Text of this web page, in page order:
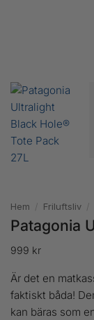
Hem / Friluftsliv /
Patagonia
999 kr
Är det en
faktiskt båda!
kan bäras som